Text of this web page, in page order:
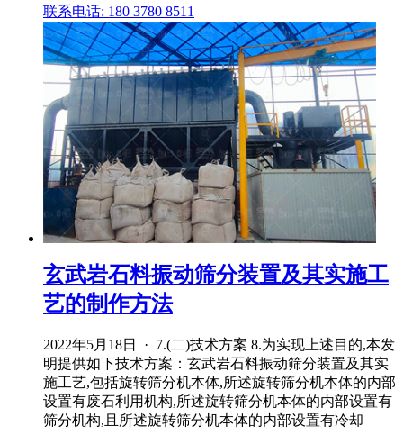
联系电话: 180 3780 8511
玄武岩石料振动筛分装置及其实施工
艺的制作方法
2022年5月18日 · 7.(二)技术方案 8.为实现上述目的,本发
明提供如下技术方案：玄武岩石料振动筛分装置及其实
施工艺,包括旋转筛分机本体,所述旋转筛分机本体的内部
设置有废石利用机构,所述旋转筛分机本体的内部设置有
筛分机构,且所述旋转筛分机本体的内部设置有冷却